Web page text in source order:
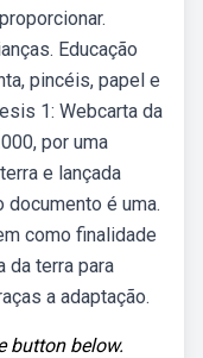
Educação
pincéis, papel e
1: Webcarta da
por uma
e lançada
documento é uma.
como finalidade
da terra para
a adaptação.
button below.